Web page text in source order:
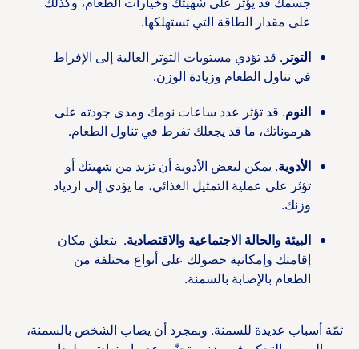
على مقدار الطاقة التي تستهلكها.
التوتر. قد تؤدي مستويات التوتر العالية إلى الإفراط
في تناول الطعام وزيادة الوزن.
النوم. قد تؤثر عدد ساعات نومك ومدى جودته على
هرموناتك، ما قد يجعلك تفرط في تناول الطعام.
الأدوية. يمكن لبعض الأدوية أن تزيد من شهيتك أو
تؤثر على عملية التمثيل الغذائي، ما يؤدي إلى ازدياد
وزنك.
البيئة والحالة الاجتماعية والاقتصادية. يتعلق مكان
إقامتك وإمكانية حصولك على أنواع مختلفة من
الطعام بالإصابة بالسمنة.
ثمّة أسباب عديدة للسمنة. وبمجرد أن يصاب الشخص بالسمنة،